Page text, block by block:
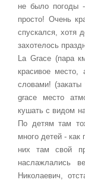
не было погоды
просто! Очень
спускался, хотя
захотелось
La Grace (пара
красивое место,
словами!
grace место
кушать с видом
По детям там
много детей -
них там свой
наслажлались
Николаевич,